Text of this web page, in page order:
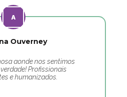
Ouverney
aonde nos sentimos
Profissionais
e humanizados.